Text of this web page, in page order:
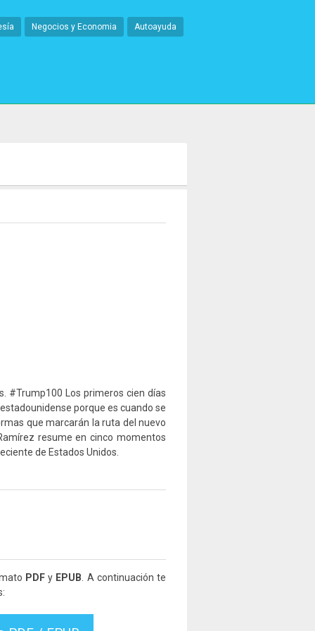
Negocios y Economia Autoayuda
#Trump100 Los primeros cien días
porque es cuando se
que marcarán la ruta del nuevo
resume en cinco momentos
de Estados Unidos.
PDF y EPUB . A continuación te